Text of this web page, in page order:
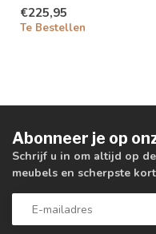
€225,95
Te Bestellen
Abonneer je op
Schrijf u in om altijd op
meubels en scherpste